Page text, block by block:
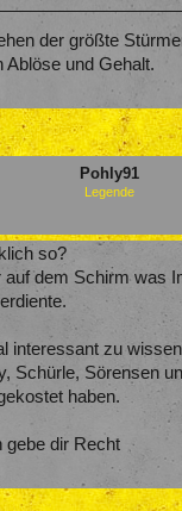
der größte
Ablöse und Gehalt.
Pohly91
Legende
so?
auf dem Schirm was
interessant zu
Schürle, Sörensen
haben.
gebe dir Recht